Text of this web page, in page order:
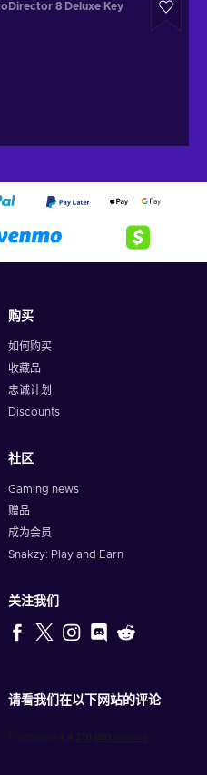
8 Deluxe Key
购买
如何购买
收藏品
忠诚计划
Discounts
社区
Gaming news
赠品
成为会员
Snakzy: Play and Earn
关注我们
请看我们在以下网站的评论